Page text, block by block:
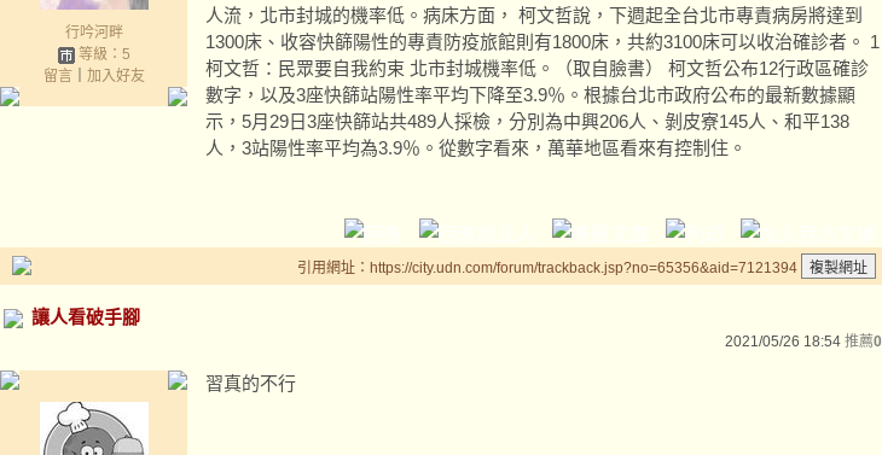
行吟河畔
等級：5
留言｜ 加入好友
人流，北市封城的機率低。病床方面， 柯文哲說，下週起全台北市專責病房將達到
1300床、收容快篩陽性的專責防疫旅館則有1800床，共約3100床可以收治確診者。 1
柯文哲：民眾要自我約束 北市封城機率低。（取自臉書） 柯文哲公布12行政區確診
數字，以及3座快篩站陽性率平均下降至3.9％。根據台北市政府公布的最新數據顯
示，5月29日3座快篩站共489人採檢，分別為中興206人、剝皮寮145人、和平138
人，3站陽性率平均為3.9％。從數字看來，萬華地區看來有控制住。
引用網址：https://city.udn.com/forum/trackback.jsp?no=65356&aid=7121394
讓人看破手腳
2021/05/26 18:54 推薦0
習真的不行